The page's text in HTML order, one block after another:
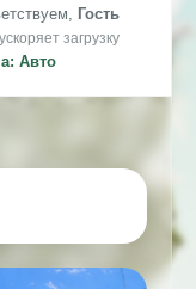
Гость
загрузку
Авто